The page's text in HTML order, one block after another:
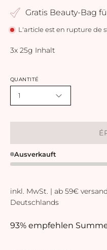
Gratis Beauty-Bag
L'article est en rupture de
3x 25g Inhalt
QUANTITÉ
1
Ausverkauft
inkl. MwSt. | ab 59€
Deutschlands
93% empfehlen